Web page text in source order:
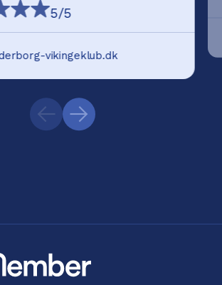
5/5
vikingeklub.dk